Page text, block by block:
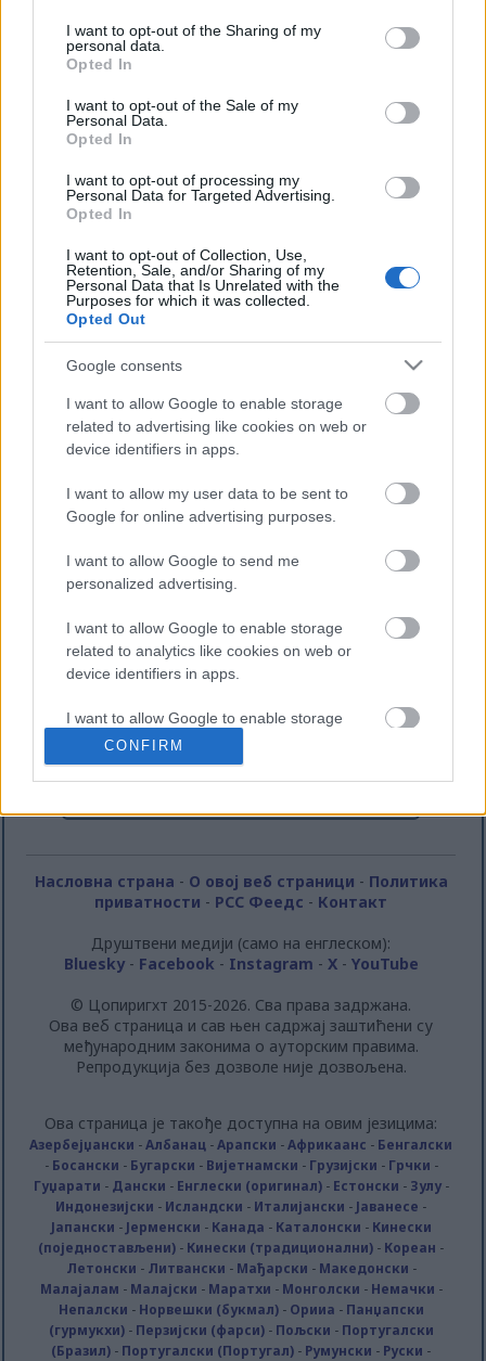
not limited to your visit or usage behaviour. You may click to
grant or deny consent to Google and its third-party tags to
use your data for below specified purposes in below Google
consent section.
I want to opt-out of the Sharing of my
personal data.
Opted In
I want to opt-out of the Sale of my
Personal Data.
Opted In
I want to opt-out of processing my
Personal Data for Targeted Advertising.
Opted In
I want to opt-out of Collection, Use,
Retention, Sale, and/or Sharing of my
Personal Data that Is Unrelated with the
Purposes for which it was collected.
Opted Out
Google consents
I want to allow Google to enable storage
related to advertising like cookies on web or
device identifiers in apps.
I want to allow my user data to be sent to
Google for online advertising purposes.
I want to allow Google to send me
personalized advertising.
I want to allow Google to enable storage
related to analytics like cookies on web or
device identifiers in apps.
I want to allow Google to enable storage
related to functionality of the website or app.
I want to allow Google to enable storage
related to security, including authentication
functionality and fraud prevention, and other
CONFIRM
прерадим сајт пре него што га покренем на
новом серверу. Раде на прилично стандардном
LEMP стеку и користи Cloudflare као прокси.
Интересују ме разне теме и како време
дозвољава, волим да истражујем и пишем о
једну тему кроз цео сајт ;-) Такође се надам да ћу
имати садржај других писаца за још већу
могло да се појави овде ;-)
О аутору
Миккел Цхристенсен
Миккел је креатор и власник миклик.цом. Има
професионални компјутерски програмер/
програмер софтвера и тренутно је запослен
са пуним радним временом у великој
блог, своје слободно време проводи на
широком спектру интересовања, хобија и
активности, што се у извесној мери може
одразити на разноврсност тема обрађених
Насловна страна - О овој веб страници - Политика
приватности - РСС Феедс - Контакт
Друштвени медији (само на енглеском):
Bluesky- Facebook - Instagram - X- YouTube
© Цопиригхт 2015-2026. Сва права задржана.
Ова веб страница и сав њен садржај заштићени су
међународним законима о ауторским правима.
Репродукција без дозволе није дозвољена.
Ова страница је такође доступна на овим језицима:
Азербејџански -Албанац -Арапски -Африкаанс - Бенгалски
- Босански - Бугарски - Вијетнамски - Грузијски - Грчки -
Гуџарати - Дански - Енглески (оригинал)- Естонски - Зулу-
Индонезијски - Исландски - Италијански -Јаванесе -
Јапански -Јерменски - Канада - Каталонски - Кинески
(поједностављени) - Кинески (традиционални) - Кореан -
Летонски - Литвански - Мађарски - Македонски -
Малајалам - Малајски - Маратхи - Монголски - Немачки -
Непалски - Норвешки (букмал)- Орииа - Панџапски
(гурмукхи)- Перзијски (фарси)- Пољски - Португалски
(Бразил) - Португалски (Португал) - Румунски - Руски -